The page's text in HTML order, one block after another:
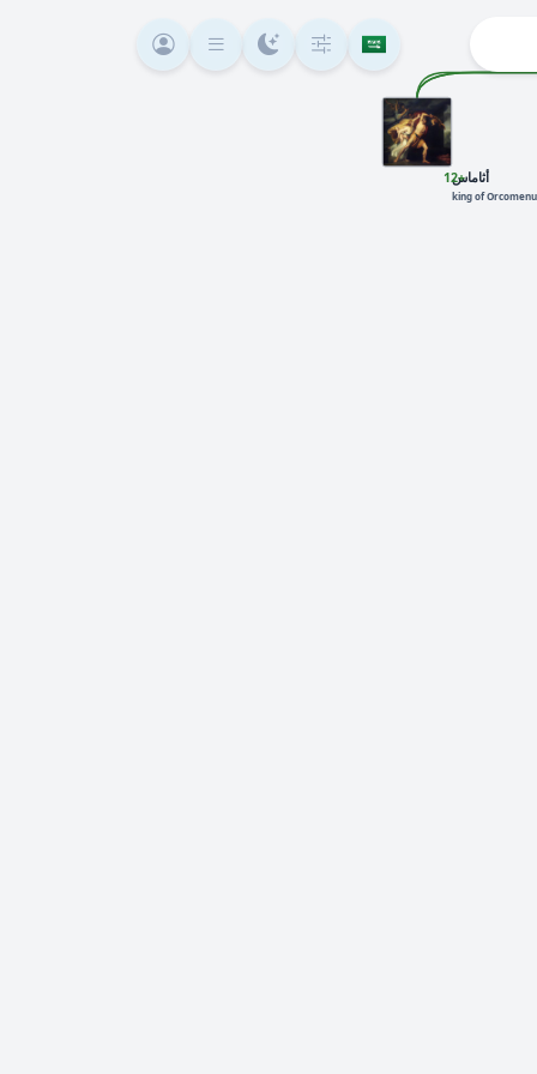
أثاماس
king of
+12